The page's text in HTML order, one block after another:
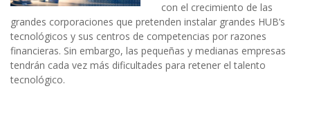
con el crecimiento de las
grandes corporaciones que pretenden instalar grandes HUB’s
tecnológicos y sus centros de competencias por razones
financieras. Sin embargo, las pequeñas y medianas empresas
tendrán cada vez más dificultades para retener el talento
tecnológico.